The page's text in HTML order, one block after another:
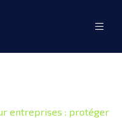
entreprises : protéger